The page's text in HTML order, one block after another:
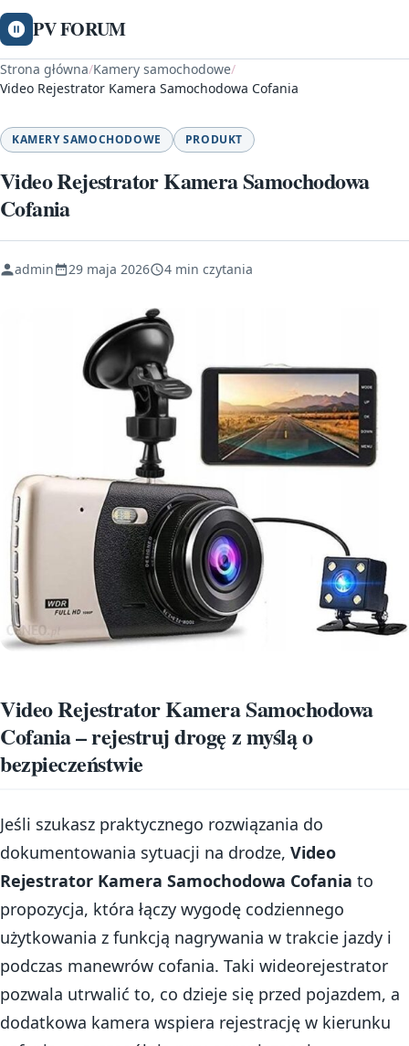
PV FORUM
Strona główna/Kamery samochodowe/
Video Rejestrator Kamera Samochodowa Cofania
KAMERY SAMOCHODOWE PRODUKT
Video Rejestrator Kamera Samochodowa
Cofania
admin 29 maja 2026 4 min czytania
Video Rejestrator Kamera Samochodowa
Cofania – rejestruj drogę z myślą o
bezpieczeństwie
Jeśli szukasz praktycznego rozwiązania do
dokumentowania sytuacji na drodze, Video
Rejestrator Kamera Samochodowa Cofania to
propozycja, która łączy wygodę codziennego
użytkowania z funkcją nagrywania w trakcie jazdy i
podczas manewrów cofania. Taki wideorejestrator
pozwala utrwalić to, co dzieje się przed pojazdem, a
dodatkowa kamera wspiera rejestrację w kierunku